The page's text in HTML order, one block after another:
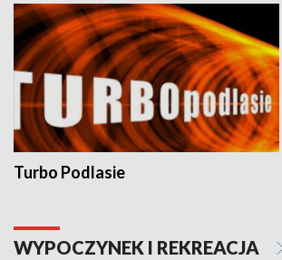
Turbo Podlasie
WYPOCZYNEK I REKREACJA